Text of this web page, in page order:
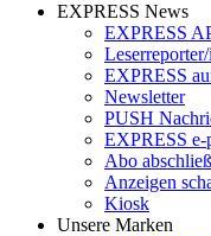
EXPRESS News
EXPRESS
EXPRESS
Newsletter
PUSH
EXPRESS e-
Abo
Anzeigen
Kiosk
Unsere Marken